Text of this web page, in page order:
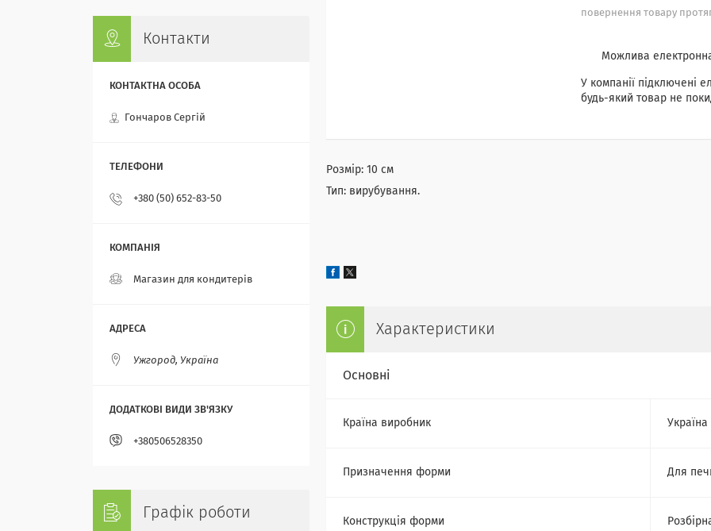
повернення товару
У компанії підключені
будь-який товар не
Розмір: 10 см
Тип: вирубування.
Характеристики
Основні
Країна виробник Україна
Призначення форми Для
Конструкція форми
Контакти
Гончаров Сергій
+380 (50) 652-83-50
Магазин для кондитерів
Ужгород, Україна
+380506528350
Графік роботи